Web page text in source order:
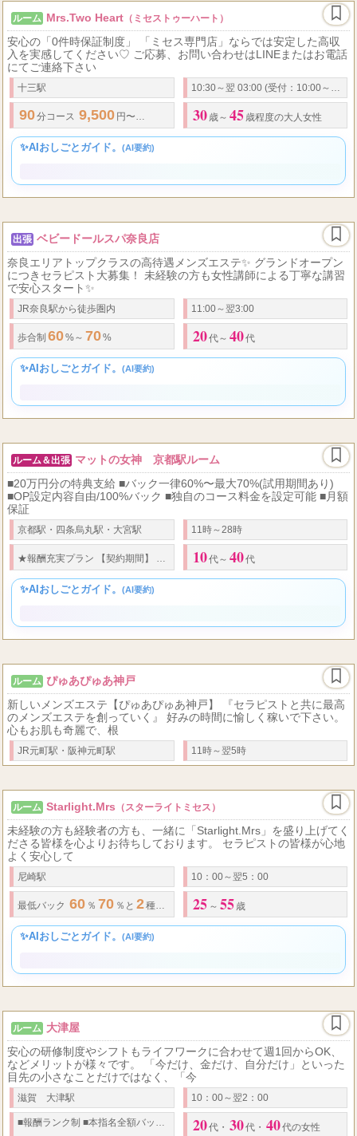
ルーム Mrs.Two Heart（ミセストゥーハート）
安心の「0件時保証制度」 「ミセス専門店」ならでは安定した高収
入を実感してください♡ ご応募、お問い合わせはLINEまたはお電話
にてご連絡下さい
十三駅 10:30～翌 03:00 (受付：10:00～翌1:30)
90 分コース 9,500 円〜13,000
✨AIおしごとガイド。(AI要約)
出張ベビードールスパ奈良店
奈良エリアトップクラスの高待遇メンズエステ✨ グランドオープン
につきセラピスト大募集！ 未経験の方も女性講師による丁寧な講習
で安心スタート✨
JR奈良駅から徒歩圏内 11:00～翌3:00
歩合制60 %～ 70 %
✨AIおしごとガイド。(AI要約)
ルーム＆出張マットの女神 京都駅ルーム
■20万円分の特典支給 ■バック一律60%〜最大70%(試用期間あり)
■OP設定内容自由/100%バック ■独自のコース料金を設定可能 ■月額
保証
京都駅・四条烏丸駅・大宮駅 11時～28時
報酬充実プラン 【契約期間】
✨AIおしごとガイド。(AI要約)
ルーム ぴゅあぴゅあ神戸
新しいメンズエステ【ぴゅあぴゅあ神戸】 『セラピストと共に最高
のメンズエステを創っていく』 好みの時間に愉しく稼いで下さい。
心もお肌も奇麗で、根
JR元町駅・阪神元町駅 11時～翌5時
ルーム Starlight.Mrs（スターライトミセス）
未経験の方も経験者の方も、一緒に「Starlight.Mrs」を盛り上げてく
ださる皆様を心よりお待ちしております。 セラピストの皆様が心地
よく安心して
尼崎駅 10：00～翌5：00
最低バック 60 ％ 70 ％と 2 種類の給料形態をご用意 そこから指名料、本指名料、姫
✨AIおしごとガイド。(AI要約)
ルーム 大津屋
安心の研修制度やシフトもライフワークに合わせて週1回からOK、
などメリットが様々です。 「今だけ、金だけ、自分だけ」といった
目先の小さなことだけではなく、「今